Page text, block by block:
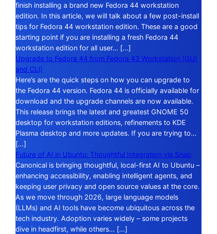
finish installing a brand new Fedora 44 workstation
edition. In this article, we will talk about a few post-install
tips for Fedora 44 workstation edition. These are a good
starting point if you are installing a fresh Fedora 44
workstation edition for all user… […]
Upgrade to Fedora 44 from Fedora 43 Workstation (GUI
and CLI)
Here’s are the quick steps on how you can upgrade to
the Fedora 44 version. Fedora 44 is officially available for
download and the upgrade channels are now available.
This release brings the latest and greatest GNOME 50
desktop for workstation editions, refinements to KDE
Plasma desktop and more updates. If you are trying to…
[…]
Future of AI in Ubuntu: Thoughtful Integration via Snap
Canonical is bringing thoughtful, local-first AI to Ubuntu –
enhancing accessibility, enabling intelligent agents, and
keeping user privacy and open source values at the core.
As we move through 2026, large language models
(LLMs) and AI tools have become ubiquitous across the
tech industry. Adoption varies widely – some projects
dive in headfirst, while others… […]